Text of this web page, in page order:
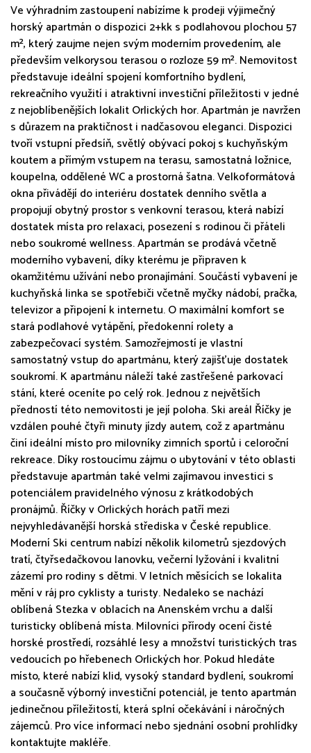
Ve výhradním zastoupení nabízíme k prodeji výjimečný
horský apartmán o dispozici 2+kk s podlahovou plochou 57
m², který zaujme nejen svým moderním provedením, ale
především velkorysou terasou o rozloze 59 m². Nemovitost
představuje ideální spojení komfortního bydlení,
rekreačního využití i atraktivní investiční příležitosti v jedné
z nejoblíbenějších lokalit Orlických hor. Apartmán je navržen
s důrazem na praktičnost i nadčasovou eleganci. Dispozici
tvoří vstupní předsíň, světlý obývací pokoj s kuchyňským
koutem a přímým vstupem na terasu, samostatná ložnice,
koupelna, oddělené WC a prostorná šatna. Velkoformátová
okna přivádějí do interiéru dostatek denního světla a
propojují obytný prostor s venkovní terasou, která nabízí
dostatek místa pro relaxaci, posezení s rodinou či přáteli
nebo soukromé wellness. Apartmán se prodává včetně
moderního vybavení, díky kterému je připraven k
okamžitému užívání nebo pronajímání. Součástí vybavení je
kuchyňská linka se spotřebiči včetně myčky nádobí, pračka,
televizor a připojení k internetu. O maximální komfort se
stará podlahové vytápění, předokenní rolety a
zabezpečovací systém. Samozřejmostí je vlastní
samostatný vstup do apartmánu, který zajišťuje dostatek
soukromí. K apartmánu náleží také zastřešené parkovací
stání, které oceníte po celý rok. Jednou z největších
předností této nemovitosti je její poloha. Ski areál Říčky je
vzdálen pouhé čtyři minuty jízdy autem, což z apartmánu
činí ideální místo pro milovníky zimních sportů i celoroční
rekreace. Díky rostoucímu zájmu o ubytování v této oblasti
představuje apartmán také velmi zajímavou investici s
potenciálem pravidelného výnosu z krátkodobých
pronájmů. Říčky v Orlických horách patří mezi
nejvyhledávanější horská střediska v České republice.
Moderní Ski centrum nabízí několik kilometrů sjezdových
tratí, čtyřsedačkovou lanovku, večerní lyžování i kvalitní
zázemí pro rodiny s dětmi. V letních měsících se lokalita
mění v ráj pro cyklisty a turisty. Nedaleko se nachází
oblíbená Stezka v oblacích na Anenském vrchu a další
turisticky oblíbená místa. Milovníci přírody ocení čisté
horské prostředí, rozsáhlé lesy a množství turistických tras
vedoucích po hřebenech Orlických hor. Pokud hledáte
místo, které nabízí klid, vysoký standard bydlení, soukromí
a současně výborný investiční potenciál, je tento apartmán
jedinečnou příležitostí, která splní očekávání i náročných
zájemců. Pro více informací nebo sjednání osobní prohlídky
kontaktujte makléře.